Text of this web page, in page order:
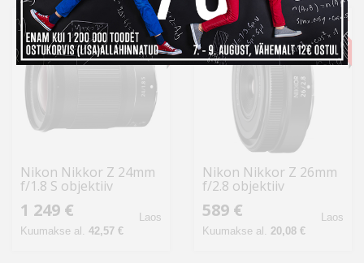
Nikon Nikkor Z 24mm
f/1.8 S objektiiv
1 249 €
Kuumakse al. 42,57 €
Laos
-4%
Nikon Nikkor Z 26mm
f/2.8 objektiiv
589 €
Kuumakse al. 20,08 €
Laos
-2%